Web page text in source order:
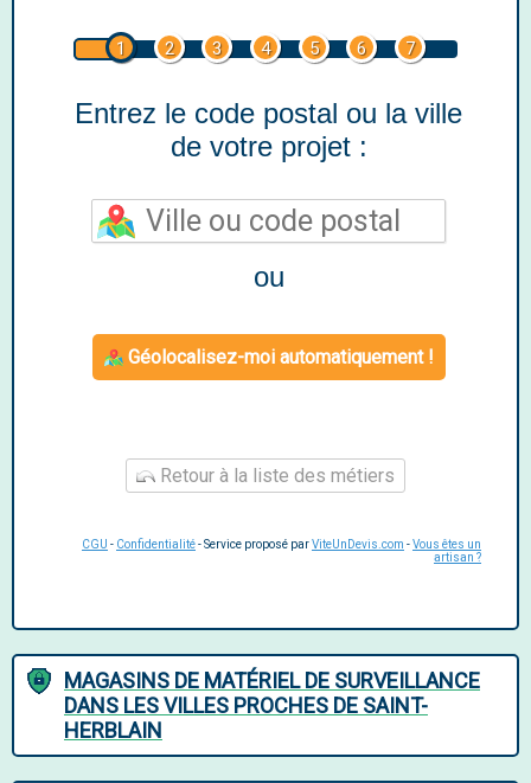
1 2 3 4 5 6 7
Entrez le code postal ou la ville
de votre projet :
ou
Géolocalisez-moi automatiquement !
Retour à la liste des métiers
CGU - Confidentialité- Service proposé parViteUnDevis.com -Vous êtes un
artisan ?
MAGASINS DE MATÉRIEL DE SURVEILLANCE
DANS LES VILLES PROCHES DE SAINT-
HERBLAIN